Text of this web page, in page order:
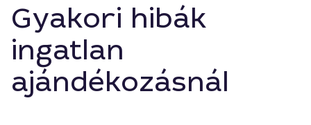
Gyakori hibák
ingatlan
ajándékozásnál